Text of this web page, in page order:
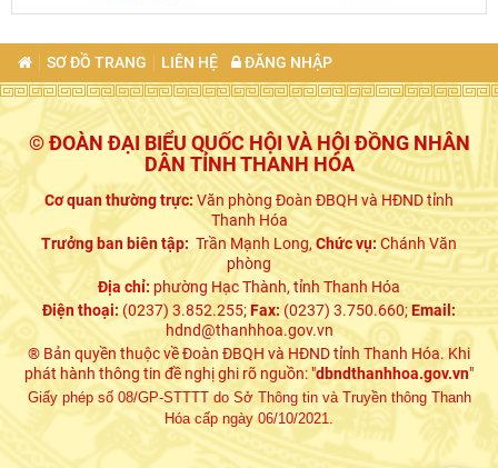
SƠ ĐỒ TRANG LIÊN HỆ ĐĂNG NHẬP
© ĐOÀN ĐẠI BIỂU QUỐC HỘI VÀ HỘI ĐỒNG NHÂN
DÂN TỈNH THANH HÓA
Cơ quan thường trực:Văn phòng Đoàn ĐBQH và HĐND tỉnh
Thanh Hóa
Trưởng ban biên tập: Trần Mạnh Long,Chức vụ:Chánh Văn
phòng
Địa chỉ: phường Hạc Thành, tỉnh Thanh Hóa
Điện thoại: (0237) 3.852.255;Fax:(0237) 3.750.660;Email:
hdnd@thanhhoa.gov.vn
® Bản quyền thuộc về Đoàn ĐBQH và HĐND tỉnh Thanh Hóa. Khi
phát hành thông tin đề nghị ghi rõ nguồn: "dbndthanhhoa.gov.vn"
Giấy phép số 08/GP-STTTT do Sở Thông tin và Truyền thông Thanh
Hóa cấp ngày 06/10/2021.